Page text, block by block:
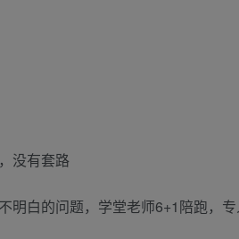
没有套路
白的问题，学堂老师6+1陪跑，专